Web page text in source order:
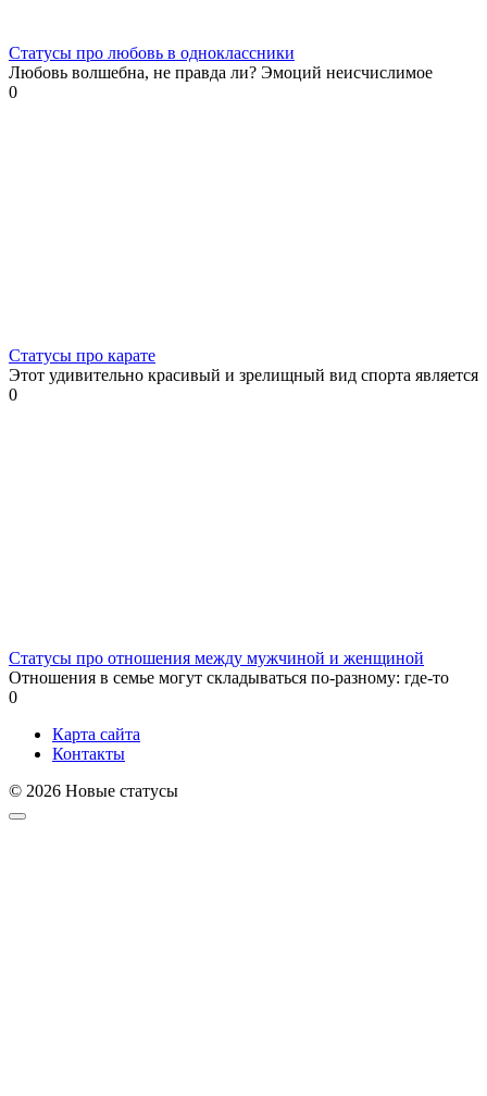
Статусы про любовь в одноклассники
Любовь волшебна, не правда ли? Эмоций неисчислимое
0
Статусы про карате
Этот удивительно красивый и зрелищный вид спорта является
0
Статусы про отношения между мужчиной и женщиной
Отношения в семье могут складываться по-разному: где-то
0
Карта сайта
Контакты
© 2026 Новые статусы